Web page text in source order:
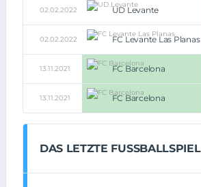
02.02.2022 UD Levante
02.02.2022 FC Levante Las Planas
13.11.2021 FC Barcelona
13.11.2021 FC Barcelona
DAS LETZTE FUSSBALLSPIEL